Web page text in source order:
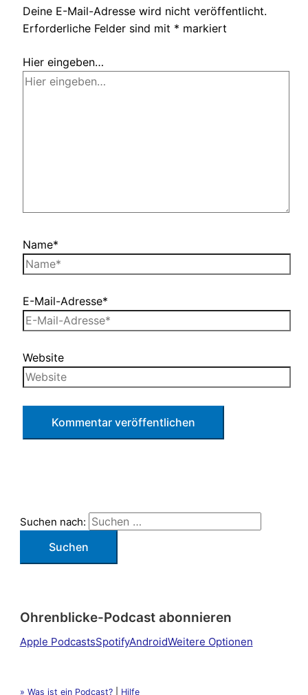
Deine E-Mail-Adresse wird nicht veröffentlicht.
Erforderliche Felder sind mit * markiert
Hier eingeben…
Name*
E-Mail-Adresse*
Website
Suchen nach:
Ohrenblicke-Podcast abonnieren
Apple PodcastsSpotifyAndroidWeitere Optionen
» Was ist ein Podcast?| Hilfe